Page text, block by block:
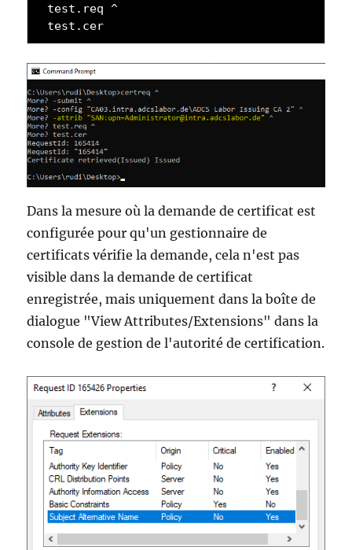
test.req ^
test.cer
Dans la mesure où la demande de certificat est
configurée pour qu'un gestionnaire de
certificats vérifie la demande, cela n'est pas
visible dans la demande de certificat
enregistrée, mais uniquement dans la boîte de
dialogue "View Attributes/Extensions" dans la
console de gestion de l'autorité de certification.